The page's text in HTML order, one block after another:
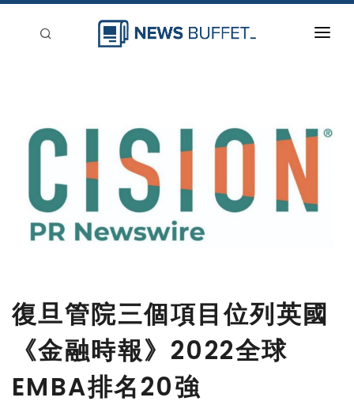
登入
復旦管院三個項目位列英國
《金融時報》2022全球
EMBA排名20強